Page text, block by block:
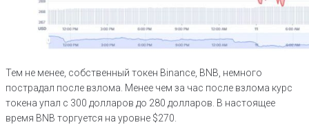
Тем не менее, собственный токен Binance, BNB, немного
пострадал после взлома. Менее чем за час после взлома курс
токена упал с 300 долларов до 280 долларов. В настоящее
время BNB торгуется на уровне $270.